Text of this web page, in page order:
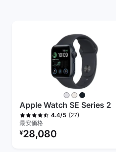
Apple Watch SE Series 2
4.4/5 (27)
最安価格
リファービッシュ品の価格：
¥28,080